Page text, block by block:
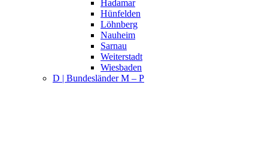
Hadamar
Hünfelden
Löhnberg
Nauheim
Sarnau
Weiterstadt
Wiesbaden
D | Bundesländer M – P